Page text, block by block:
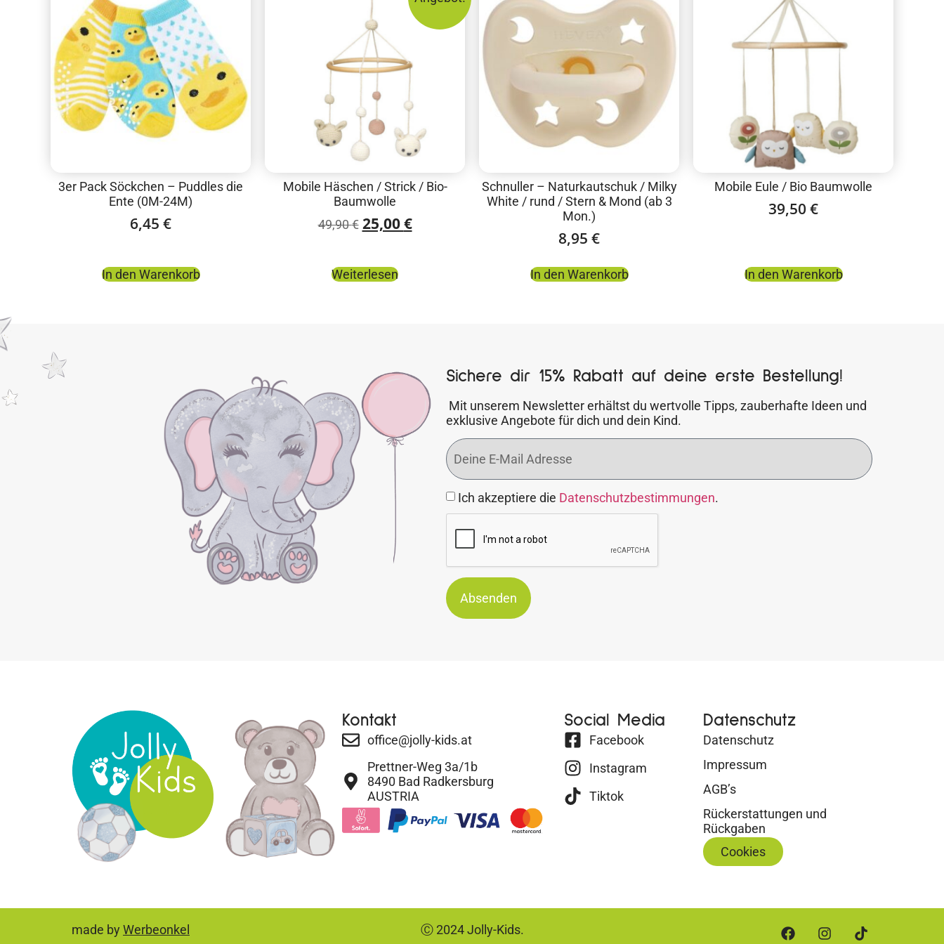
3er Pack Söckchen – Puddles die
Ente (0M-24M)
6,45 €
In den Warenkorb
Mobile Häschen / Strick / Bio-
Baumwolle
49,90€ 25,00€
Weiterlesen
Schnuller – Naturkautschuk / Milky
White / rund / Stern & Mond (ab 3
Mon.)
8,95 €
In den Warenkorb
Mobile Eule / Bio Baumwolle
39,50 €
In den Warenkorb
Sichere dir 15% Rabatt auf deine erste Bestellung!
Mit unserem Newsletter erhältst du wertvolle Tipps, zauberhafte Ideen und
exklusive Angebote für dich und dein Kind.
Ich akzeptiere die Datenschutzbestimmungen.
Absenden
Kontakt
office@jolly-kids.at
Prettner-Weg 3a/1b
8490 Bad Radkersburg
AUSTRIA
Social Media
Facebook
Instagram
Tiktok
Datenschutz
Datenschutz
Impressum
AGB’s
Rückerstattungen und
Rückgaben
Cookies
made by Werbeonkel Ⓒ 2024 Jolly-Kids.